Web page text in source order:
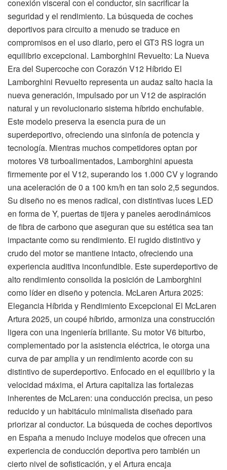
conexión visceral con el conductor, sin sacrificar la
seguridad y el rendimiento. La búsqueda de coches
deportivos para circuito a menudo se traduce en
compromisos en el uso diario, pero el GT3 RS logra un
equilibrio excepcional. Lamborghini Revuelto: La Nueva
Era del Supercoche con Corazón V12 Híbrido El
Lamborghini Revuelto representa un audaz salto hacia la
nueva generación, impulsado por un V12 de aspiración
natural y un revolucionario sistema híbrido enchufable.
Este modelo preserva la esencia pura de un
superdeportivo, ofreciendo una sinfonía de potencia y
tecnología. Mientras muchos competidores optan por
motores V8 turboalimentados, Lamborghini apuesta
firmemente por el V12, superando los 1.000 CV y logrando
una aceleración de 0 a 100 km/h en tan solo 2,5 segundos.
Su diseño no es menos radical, con distintivas luces LED
en forma de Y, puertas de tijera y paneles aerodinámicos
de fibra de carbono que aseguran que su estética sea tan
impactante como su rendimiento. El rugido distintivo y
crudo del motor se mantiene intacto, ofreciendo una
experiencia auditiva inconfundible. Este superdeportivo de
alto rendimiento consolida la posición de Lamborghini
como líder en diseño y potencia. McLaren Artura 2025:
Elegancia Híbrida y Rendimiento Excepcional El McLaren
Artura 2025, un coupé híbrido, armoniza una construcción
ligera con una ingeniería brillante. Su motor V6 biturbo,
complementado por la asistencia eléctrica, le otorga una
curva de par amplia y un rendimiento acorde con su
distintivo de superdeportivo. Enfocado en el equilibrio y la
velocidad máxima, el Artura capitaliza las fortalezas
inherentes de McLaren: una conducción precisa, un peso
reducido y un habitáculo minimalista diseñado para
priorizar al conductor. La búsqueda de coches deportivos
en España a menudo incluye modelos que ofrecen una
experiencia de conducción deportiva pero también un
cierto nivel de sofisticación, y el Artura encaja